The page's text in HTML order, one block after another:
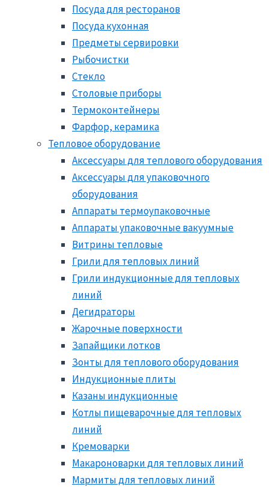
Посуда для ресторанов
Посуда кухонная
Предметы сервировки
Рыбочистки
Стекло
Столовые приборы
Термоконтейнеры
Фарфор, керамика
Тепловое оборудование
Аксессуары для теплового оборудования
Аксессуары для упаковочного
оборудования
Аппараты термоупаковочные
Аппараты упаковочные вакуумные
Витрины тепловые
Грили для тепловых линий
Грили индукционные для тепловых
линий
Дегидраторы
Жарочные поверхности
Запайщики лотков
Зонты для теплового оборудования
Индукционные плиты
Казаны индукционные
Котлы пищеварочные для тепловых
линий
Кремоварки
Макароноварки для тепловых линий
Мармиты для тепловых линий